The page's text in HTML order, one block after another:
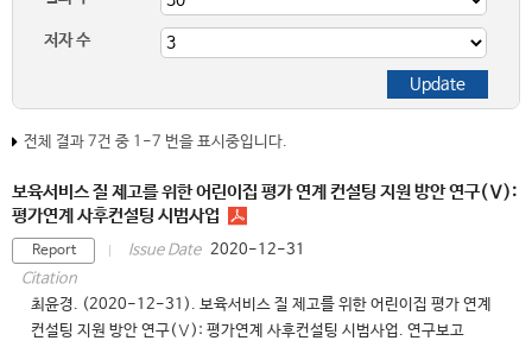
저자 수
전체 결과 7건 중 1-7 번을 표시중입니다.
보육서비스 질 제고를 위한 어린이집 평가 연계 컨설팅 지원 방안 연구(Ⅴ):
평가연계 사후컨설팅 시범사업
Report Issue Date 2020-12-31
Citation
최윤경. (2020-12-31). 보육서비스 질 제고를 위한 어린이집 평가 연계
컨설팅 지원 방안 연구(Ⅴ): 평가연계 사후컨설팅 시범사업. 연구보고